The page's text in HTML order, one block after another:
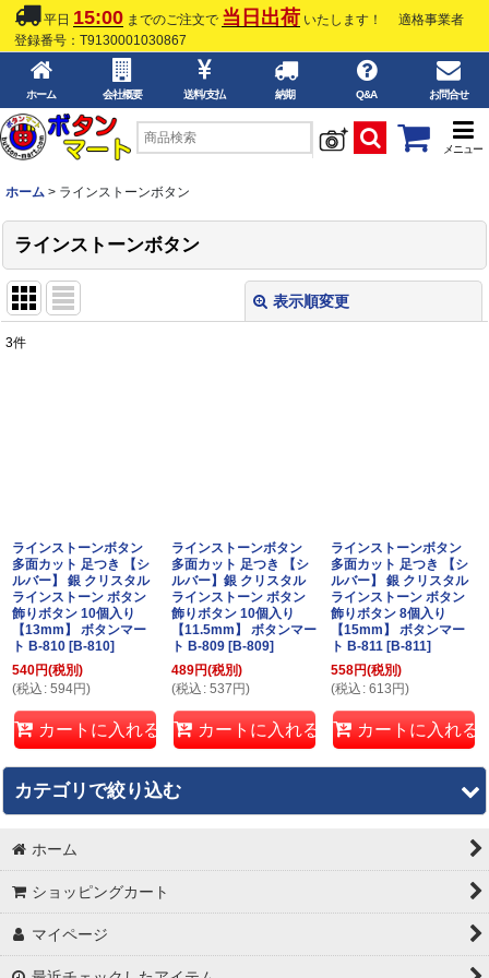
平日 15:00 までのご注文で 当日出荷 いたします！
適格事業者
登録番号：T9130001030867
ホーム 会社概要 送料/支払 納期 Q&A お問合せ
メニュー
ホーム > ラインストーンボタン
ラインストーンボタン
表示順変更
3件
ラインストーンボタン
多面カット 足つき 【シ
ルバー】 銀 クリスタル
ラインストーン ボタン
飾りボタン 10個入り
【13mm】 ボタンマー
ト B-810 [B-810]
540円(税別)
(税込 : 594円)
カートに入れる
ラインストーンボタン
多面カット 足つき 【シ
ルバー】銀 クリスタル
ラインストーン ボタン
飾りボタン 10個入り
【11.5mm】 ボタンマー
ト B-809 [B-809]
489円(税別)
(税込 : 537 円)
カートに入れる
ラインストーンボタン
多面カット 足つき 【シ
ルバー】 銀 クリスタル
ラインストーン ボタン
飾りボタン 8個入り
【15mm】 ボタンマー
ト B-811 [B-811]
558円(税別)
(税込 : 613 円)
カートに入れる
カテゴリで絞り込む
パールボタン
シェルボタン
メタルボタン
ホーム
ショッピングカート
マイページ